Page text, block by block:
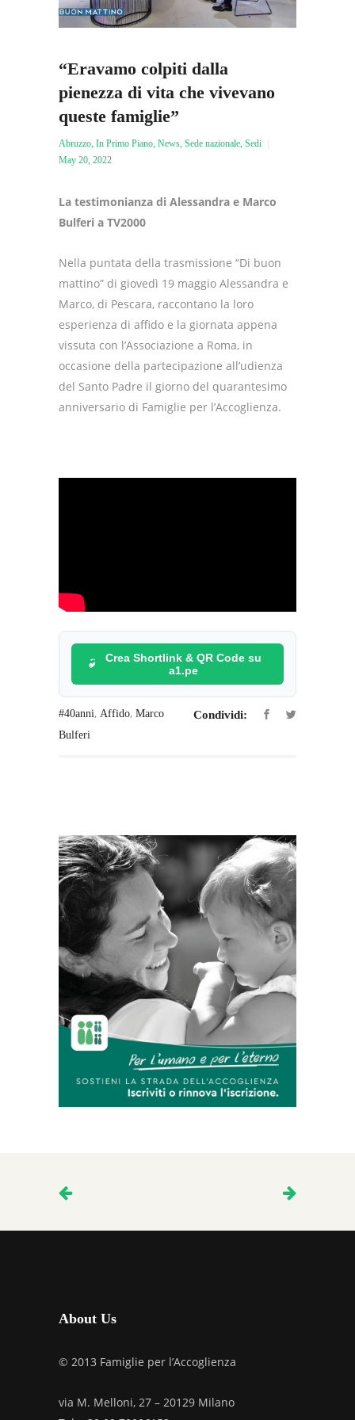
“Eravamo colpiti dalla
pienezza di vita che vivevano
queste famiglie”
Abruzzo In Primo Piano News Sede nazionale Sedi
May 20, 2022
La testimonianza di Alessandra e Marco
Bulferi a TV2000
Nella puntata della trasmissione “Di buon
mattino” di giovedì 19 maggio Alessandra e
Marco, di Pescara, raccontano la loro
esperienza di affido e la giornata appena
vissuta con l’Associazione a Roma, in
occasione della partecipazione all’udienza
del Santo Padre il giorno del quarantesimo
anniversario di Famiglie per l’Accoglienza.
Crea Shortlink & QR Code su
a1.pe
#40anni, Affido, Marco
Bulferi
Condividi:
About Us
© 2013 Famiglie per l’Accoglienza
via M. Melloni, 27 – 20129 Milano